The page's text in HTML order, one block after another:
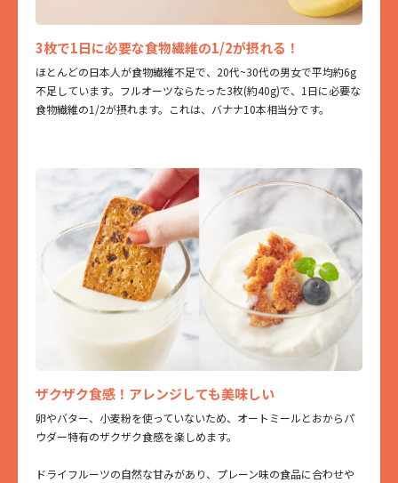
3枚で1日に必要な食物繊維の1/2が摂れる！
ほとんどの日本人が食物繊維不足で、20代~30代の男女で平均約6g
不足しています。フルオーツならたった3枚(約40g)で、1日に必要な
食物繊維の1/2が摂れます。これは、バナナ10本相当分です。
ザクザク食感！アレンジしても美味しい
卵やバター、小麦粉を使っていないため、オートミールとおからパ
ウダー特有のザクザク食感を楽しめます。
ドライフルーツの自然な甘みがあり、プレーン味の食品に合わせや